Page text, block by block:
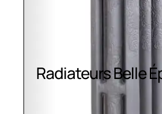
Radiateurs Belle